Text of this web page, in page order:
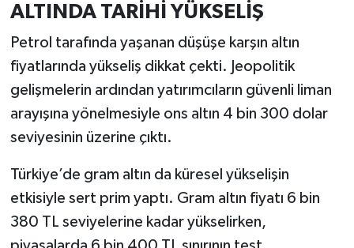
ALTINDA TARİHİ YÜKSELİŞ
Petrol tarafında yaşanan düşüşe karşın altın
fiyatlarında yükseliş dikkat çekti. Jeopolitik
gelişmelerin ardından yatırımcıların güvenli liman
arayışına yönelmesiyle ons altın 4 bin 300 dolar
seviyesinin üzerine çıktı.
Türkiye’de gram altın da küresel yükselişin
etkisiyle sert prim yaptı. Gram altın fiyatı 6 bin
380 TL seviyelerine kadar yükselirken,